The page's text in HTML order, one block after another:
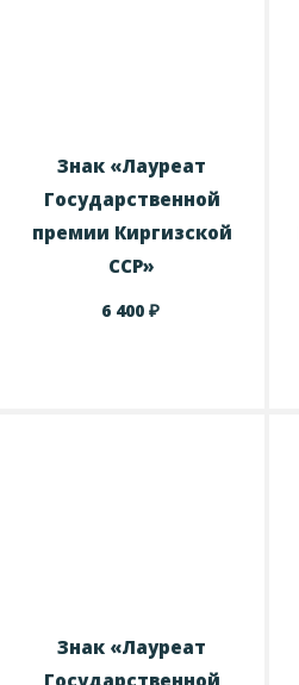
Знак «Лауреат
Государственной
премии Киргизской
ССР»
6 400 ₽
Знак «Лауреат
Государственной